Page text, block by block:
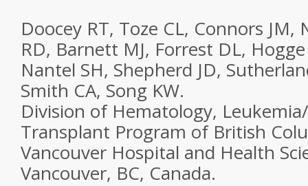
Doocey RT, Toze CL, Connors JM,
RD, Barnett MJ, Forrest DL, Hogge
Nantel SH, Shepherd JD,
Smith CA, Song KW.
Division of Hematology,
Transplant Program of British
Vancouver Hospital and Health
Vancouver, BC, Canada.